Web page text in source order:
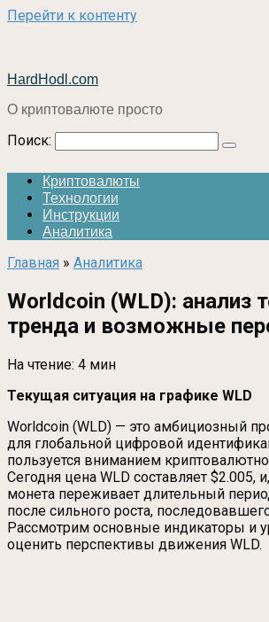
Перейти к контенту
HardHodl.com
О криптовалюте просто
Поиск:
Криптовалюты
Технологии
Инструкции
Аналитика
Главная » Аналитика
Worldcoin (WLD): анализ
тренда и возможные
На чтение: 4 мин
Текущая ситуация на графике WLD
Worldcoin (WLD) — это амбициозный
для глобальной цифровой
пользуется вниманием
Сегодня цена WLD составляет $2.005,
монета переживает длительный
после сильного роста,
Рассмотрим основные индикаторы и
оценить перспективы движения WLD.